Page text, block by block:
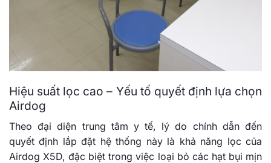
Hiệu suất lọc cao – Yếu tố quyết định lựa chọn
Airdog
Theo đại diện trung tâm y tế, lý do chính dẫn đến
quyết định lắp đặt hệ thống này là khả năng lọc của
Airdog X5D, đặc biệt trong việc loại bỏ các hạt bụi mịn